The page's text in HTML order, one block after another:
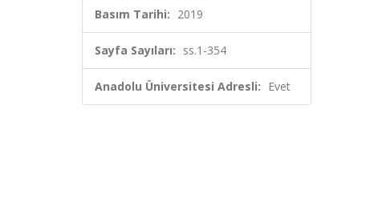
Basım Tarihi: 2019
Sayfa Sayıları: ss.1-354
Anadolu Üniversitesi Adresli: Evet